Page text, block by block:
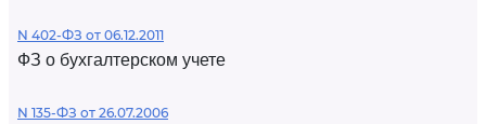
N 402-ФЗ от 06.12.2011
ФЗ о бухгалтерском учете
N 135-ФЗ от 26.07.2006